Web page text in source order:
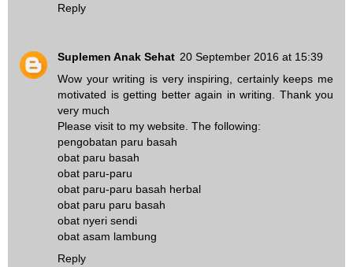
Reply
Suplemen Anak Sehat 20 September 2016 at 15:39
Wow your writing is very inspiring, certainly keeps me
motivated is getting better again in writing. Thank you
very much
Please visit to my website. The following:
pengobatan paru basah
obat paru basah
obat paru-paru
obat paru-paru basah herbal
obat paru paru basah
obat nyeri sendi
obat asam lambung
Reply